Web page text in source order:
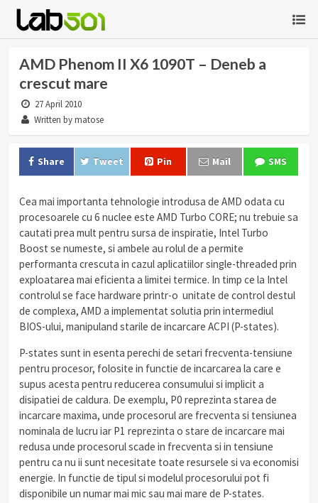
AMD Phenom II X6 1090T – Deneb a
crescut mare
27 April 2010
Written by matose
Share Tweet Pin Mail SMS
Cea mai importanta tehnologie introdusa de AMD odata cu
procesoarele cu 6 nuclee este AMD Turbo CORE; nu trebuie sa
cautati prea mult pentru sursa de inspiratie, Intel Turbo
Boost se numeste, si ambele au rolul de a permite
performanta crescuta in cazul aplicatiilor single-threaded prin
exploatarea mai eficienta a limitei termice. In timp ce la Intel
controlul se face hardware printr-o unitate de control destul
de complexa, AMD a implementat solutia prin intermediul
BIOS-ului, manipuland starile de incarcare ACPI (P-states).
P-states sunt in esenta perechi de setari frecventa-tensiune
pentru procesor, folosite in functie de incarcarea la care e
supus acesta pentru reducerea consumului si implicit a
disipatiei de caldura. De exemplu, P0 reprezinta starea de
incarcare maxima, unde procesorul are frecventa si tensiunea
nominala de lucru iar P1 reprezinta o stare de incarcare mai
redusa unde procesorul scade in frecventa si in tensiune
pentru ca nu ii sunt necesitate toate resursele si va economisi
energie. In functie de tipul si modelul procesorului pot fi
disponibile un numar mai mic sau mai mare de P-states.